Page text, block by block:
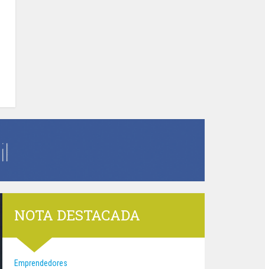
NOTA DESTACADA
Emprendedores